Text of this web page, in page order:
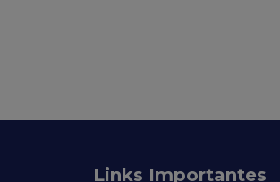
Links Importantes